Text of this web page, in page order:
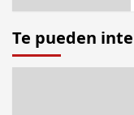
Te pueden